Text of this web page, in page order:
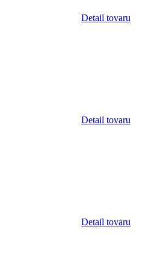
Detail tovaru
Detail tovaru
Detail tovaru